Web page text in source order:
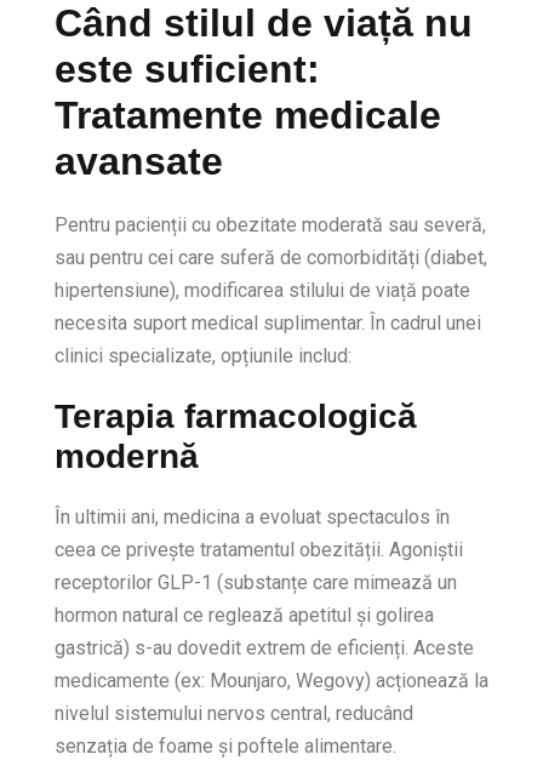
Când stilul de viață nu
este suficient:
Tratamente medicale
avansate
Pentru pacienții cu obezitate moderată sau severă,
sau pentru cei care suferă de comorbidități (diabet,
hipertensiune), modificarea stilului de viață poate
necesita suport medical suplimentar. În cadrul unei
clinici specializate, opțiunile includ:
Terapia farmacologică
modernă
În ultimii ani, medicina a evoluat spectaculos în
ceea ce privește tratamentul obezității. Agoniștii
receptorilor GLP-1 (substanțe care mimează un
hormon natural ce reglează apetitul și golirea
gastrică) s-au dovedit extrem de eficienți. Aceste
medicamente (ex: Mounjaro, Wegovy) acționează la
nivelul sistemului nervos central, reducând
senzația de foame și poftele alimentare.